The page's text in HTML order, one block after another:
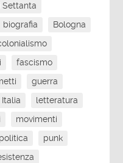
Settanta
biografia
Bologna
fascismo
guerra
Italia
letteratura
movimenti
politica
punk